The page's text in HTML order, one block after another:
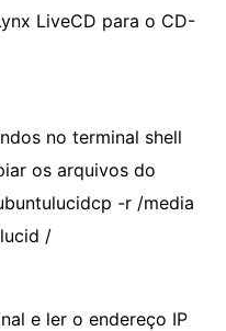
LiveCD para o CD-
no terminal shell
os arquivos do
-r /media
/
e ler o endereço IP